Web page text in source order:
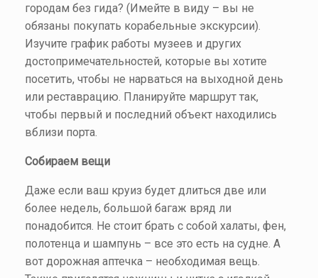
городам без гида? (Имейте в виду – вы не
обязаны покупать корабельные экскурсии).
Изучите график работы музеев и других
достопримечательностей, которые вы хотите
посетить, чтобы не нарваться на выходной день
или реставрацию. Планируйте маршрут так,
чтобы первый и последний объект находились
вблизи порта.
Собираем вещи
Даже если ваш круиз будет длиться две или
более недель, большой багаж вряд ли
понадобится. Не стоит брать с собой халаты, фен,
полотенца и шампунь – все это есть на судне. А
вот дорожная аптечка – необходимая вещь.